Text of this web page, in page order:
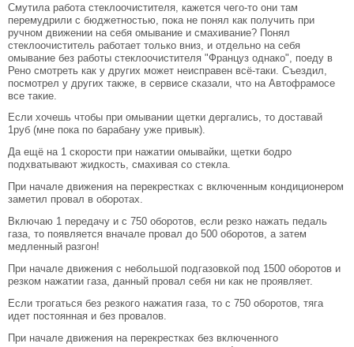
Смутила работа стеклоочистителя, кажется чего-то они там
перемудрили с бюджетностью, пока не понял как получить при
ручном движении на себя омывание и смахивание? Понял
стеклоочиститель работает только вниз, и отдельно на себя
омывание без работы стеклоочистителя "Француз однако", поеду в
Рено смотреть как у других может неисправен всё-таки. Съездил,
посмотрел у других также, в сервисе сказали, что на Автофрамосе
все такие.
Если хочешь чтобы при омывании щетки дергались, то доставай
1руб (мне пока по барабану уже привык).
Да ещё на 1 скорости при нажатии омывайки, щетки бодро
подхватывают жидкость, смахивая со стекла.
При начале движения на перекрестках с включенным кондиционером
заметил провал в оборотах.
Включаю 1 передачу и с 750 оборотов, если резко нажать педаль
газа, то появляется вначале провал до 500 оборотов, а затем
медленный разгон!
При начале движения с небольшой подгазовкой под 1500 оборотов и
резком нажатии газа, данный провал себя ни как не проявляет.
Если трогаться без резкого нажатия газа, то с 750 оборотов, тяга
идет постоянная и без провалов.
При начале движения на перекрестках без включенного